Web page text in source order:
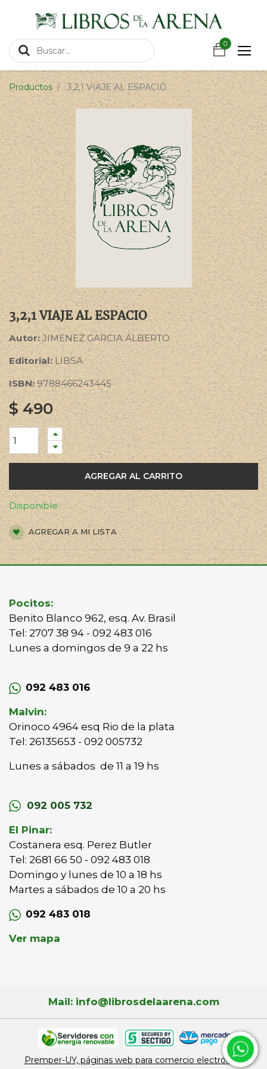
0
0
Productos 3,2,1 VIAJE AL ESPACIO
3,2,1 VIAJE AL ESPACIO
Autor:JIMENEZ GARCIA ALBERTO
Editorial: LIBSA
ISBN: 9788466243445
$490
AGREGAR AL CARRITO
Disponible
AGREGAR A MI LISTA
Pocitos:
Benito Blanco 962, esq. Av. Brasil
Tel: 2707 38 94 - 092 483 016
Lunes a domingos de 9 a 22 hs
092 483 016
Malvin:
Orinoco 4964 esq Rio de la plata
Tel: 26135653 - 092 005732
Lunes a sábados de 11 a 19 hs
092 005 732
El Pinar:
Costanera esq. Perez Butler
Tel: 2681 66 50 - 092 483 018
Domingo y lunes de 10 a 18 hs
Martes a sábados de 10 a 20 hs
092 483 018
Ver mapa
Mail: info@librosdelaarena.com
Premper-UY, páginas web para comercio electrónico